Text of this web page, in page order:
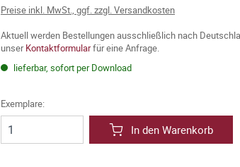
Preise inkl. MwSt., ggf. zzgl. Versandkosten
Aktuell werden Bestellungen ausschließlich nach
unserKontaktformularfür eine Anfrage.
lieferbar, sofort per Download
Exemplare:
In den Warenkorb